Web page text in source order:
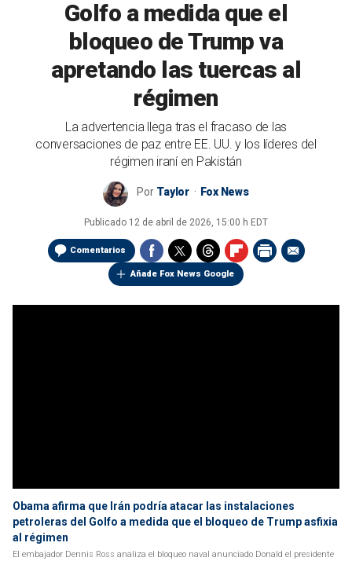
Golfo a medida que el
bloqueo de Trump va
apretando las tuercas al
régimen
La advertencia llega tras el fracaso de las
conversaciones de paz entre EE. UU. y los líderes del
régimen iraní en Pakistán
Por Taylor Fox News
Publicado 12 de abril de 2026, 15:00 h EDT
Comentarios
Añade Fox News Google
Obama afirma que Irán podría atacar las instalaciones
petroleras del Golfo a medida que el bloqueo de Trump asfixia
al régimen
El embajador Dennis Ross analiza el bloqueo naval anunciado Donald el presidente